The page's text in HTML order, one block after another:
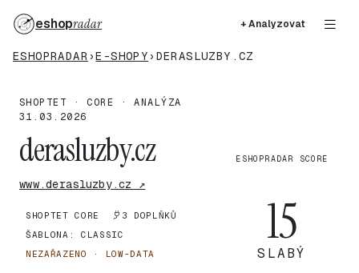
eshopradar + Analyzovat
ESHOPRADAR ›E-SHOPY › DERASLUZBY.CZ
SHOPTET · CORE · ANALÝZA
31.03.2026
derasluzby.cz
www.derasluzby.cz ↗
SHOPTET CORE
3 DOPLŇKŮ
ŠABLONA: CLASSIC
NEZAŘAZENO · LOW-DATA
ESHOPRADAR SCORE
15
SLABÝ